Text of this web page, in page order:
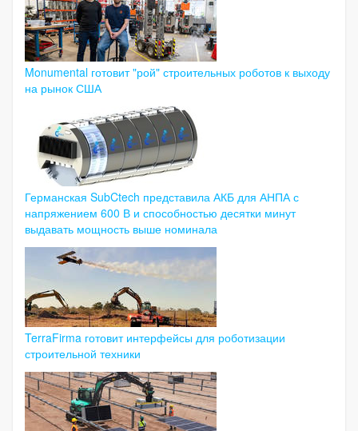
Monumental готовит "рой" строительных роботов к выходу
на рынок США
Германская SubCtech представила АКБ для АНПА с
напряжением 600 В и способностью десятки минут
выдавать мощность выше номинала
TerraFirma готовит интерфейсы для роботизации
строительной техники